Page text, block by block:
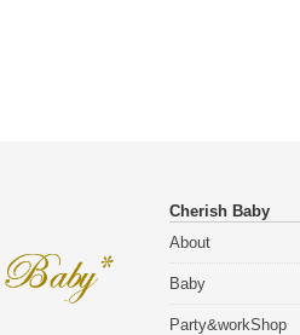
Cherish Baby
About
Baby
Party&workShop